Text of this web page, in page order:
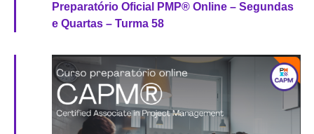
de
Preparatório Oficial PMP® Online – Segundas
e Quartas – Turma 58